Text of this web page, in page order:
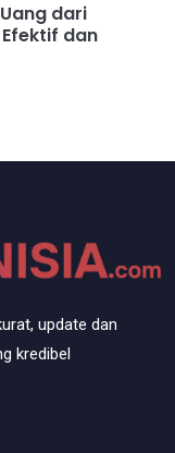
dari
dan
update dan
kredibel